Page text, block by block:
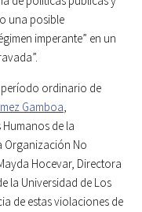
una posible
imperante” en un
período ordinario de
Gamboa,
de la
Organización No
Hocevar, Directora
la Universidad de Los
de estas violaciones de